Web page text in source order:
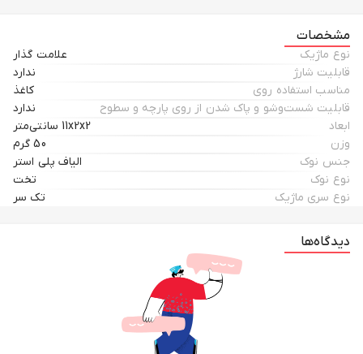
مشخصات
نوع ماژیک
علامت گذار
قابلیت شارژ
ندارد
مناسب استفاده روی
کاغذ
قابلیت شست‌وشو و پاک شدن از روی پارچه و سطوح
ندارد
ابعاد
11x2x2 سانتی‌متر
وزن
50 گرم
جنس نوک
الیاف پلی استر
نوع نوک
تخت
نوع سری ماژیک
تک سر
دیدگاه‌ها